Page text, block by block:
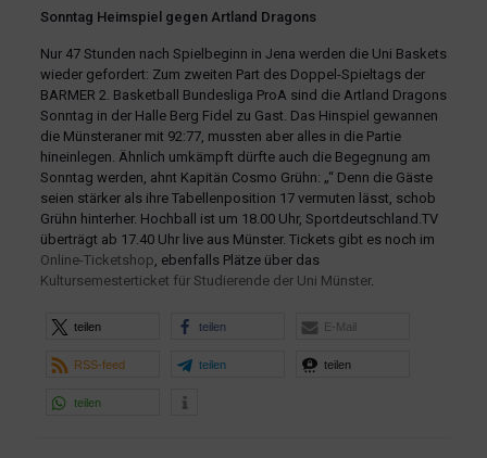
Sonntag Heimspiel gegen Artland Dragons
Nur 47 Stunden nach Spielbeginn in Jena werden die Uni Baskets
wieder gefordert: Zum zweiten Part des Doppel-Spieltags der
BARMER 2. Basketball Bundesliga ProA sind die Artland Dragons
Sonntag in der Halle Berg Fidel zu Gast. Das Hinspiel gewannen
die Münsteraner mit 92:77, mussten aber alles in die Partie
hineinlegen. Ähnlich umkämpft dürfte auch die Begegnung am
Sonntag werden, ahnt Kapitän Cosmo Grühn: „“ Denn die Gäste
seien stärker als ihre Tabellenposition 17 vermuten lässt, schob
Grühn hinterher. Hochball ist um 18.00 Uhr, Sportdeutschland.TV
überträgt ab 17.40 Uhr live aus Münster. Tickets gibt es noch im
Online-Ticketshop , ebenfalls Plätze über das
Kultursemesterticket für Studierende der Uni Münster.
teilen teilen E-Mail
RSS-feed teilen teilen
teilen